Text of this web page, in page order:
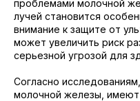
проблемами молочной
лучей становится
внимание к защите от
может увеличить риск
серьезной угрозой для
Согласно
молочной железы, имеют